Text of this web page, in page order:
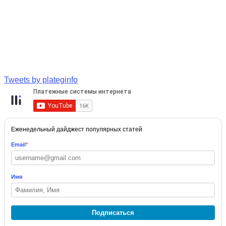
Tweets by plateginfo
Еженедельный дайджест популярных статей
Email*
Имя
Подписаться